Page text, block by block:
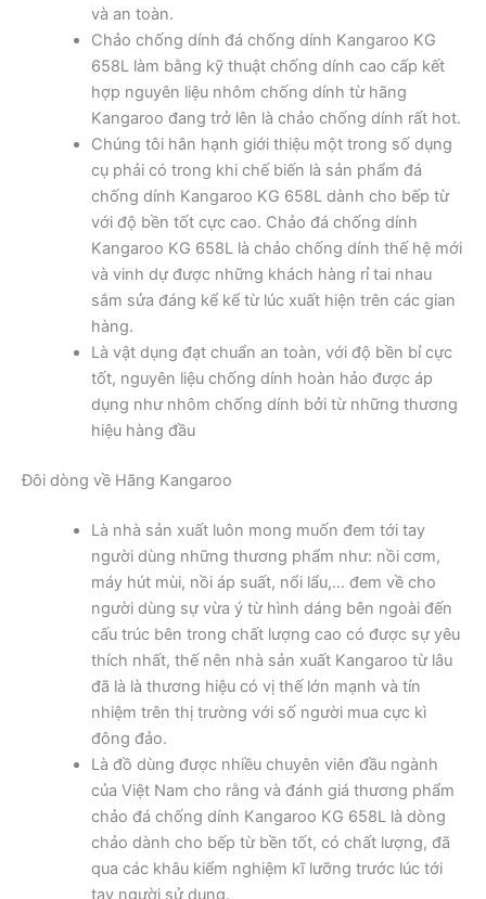
và an toàn.
Chảo chống dính đá chống dính Kangaroo KG
658L làm bằng kỹ thuật chống dính cao cấp kết
hợp nguyên liệu nhôm chống dính từ hãng
Kangaroo đang trở lên là chảo chống dính rất hot.
Chúng tôi hân hạnh giới thiệu một trong số dụng
cụ phải có trong khi chế biến là sản phẩm đá
chống dính Kangaroo KG 658L dành cho bếp từ
với độ bền tốt cực cao. Chảo đá chống dính
Kangaroo KG 658L là chảo chống dính thế hệ mới
và vinh dự được những khách hàng rỉ tai nhau
sắm sửa đáng kể kể từ lúc xuất hiện trên các gian
hàng.
Là vật dụng đạt chuẩn an toàn, với độ bền bỉ cực
tốt, nguyên liệu chống dính hoàn hảo được áp
dụng như nhôm chống dính bởi từ những thương
hiệu hàng đầu
Đôi dòng về Hãng Kangaroo
Là nhà sản xuất luôn mong muốn đem tới tay
người dùng những thương phẩm như: nồi cơm,
máy hút mùi, nồi áp suất, nổi lẩu,… đem về cho
người dùng sự vừa ý từ hình dáng bên ngoài đến
cấu trúc bên trong chất lượng cao có được sự yêu
thích nhất, thế nên nhà sản xuất Kangaroo từ lâu
đã là là thương hiệu có vị thế lớn mạnh và tín
nhiệm trên thị trường với số người mua cực kì
đông đảo.
Là đồ dùng được nhiều chuyên viên đầu ngành
của Việt Nam cho rằng và đánh giá thương phẩm
chảo đá chống dính Kangaroo KG 658L là dòng
chảo dành cho bếp từ bền tốt, có chất lượng, đã
qua các khâu kiểm nghiệm kĩ lưỡng trước lúc tới
tay người sử dụng.